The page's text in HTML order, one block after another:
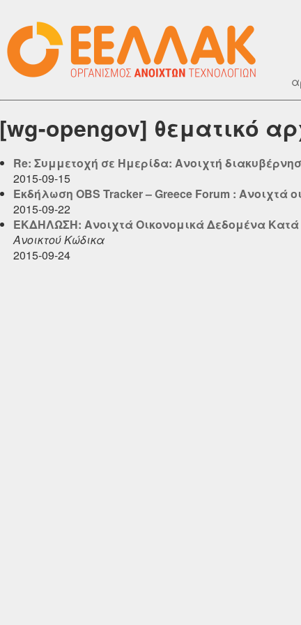
[wg-opengov] θεματικό
Re: Συμμετοχή σε Ημερίδα: Ανοιχτή
2015-09-15
Εκδήλωση OBS Tracker – Greece Forum : Ανοιχτά
2015-09-22
ΕΚΔΗΛΩΣΗ: Ανοιχτά Οικονομικά Δεδομένα Κατά
Ανοικτού Κώδικα
2015-09-24